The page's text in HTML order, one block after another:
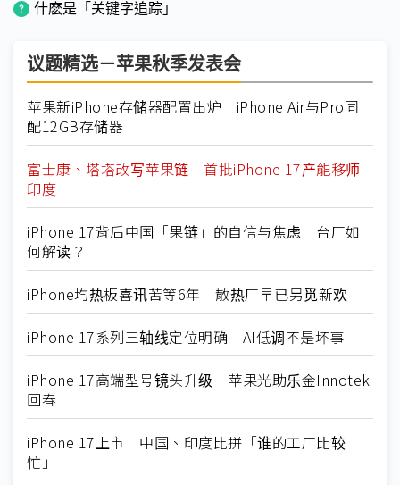
什麽是「关键字追踪」
议题精选－苹果秋季发表会
苹果新iPhone存储器配置出炉 iPhone Air与Pro同
配12GB存储器
富士康、塔塔改写苹果链 首批iPhone 17产能移师
印度
iPhone 17背后中国「果链」的自信与焦虑 台厂如
何解读？
iPhone均热板喜讯苦等6年 散热厂早已另觅新欢
iPhone 17系列三轴线定位明确 AI低调不是坏事
iPhone 17高端型号镜头升级 苹果光助乐金Innotek
回春
iPhone 17上市 中国、印度比拼「谁的工厂比较
忙」